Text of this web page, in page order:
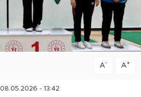
A- A+
08.05.2026 - 13:42